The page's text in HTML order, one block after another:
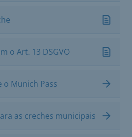
o Art. 13 DSGVO
Munich Pass
as creches municipais